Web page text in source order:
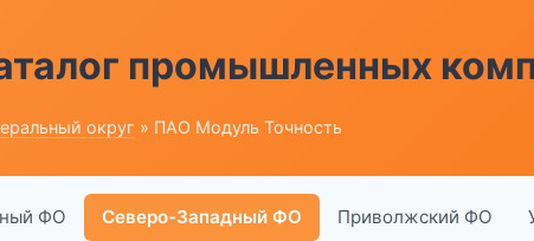
промышленных
округ » ПАО Модуль Точность
ФО Северо-Западный ФО Приволжский ФО